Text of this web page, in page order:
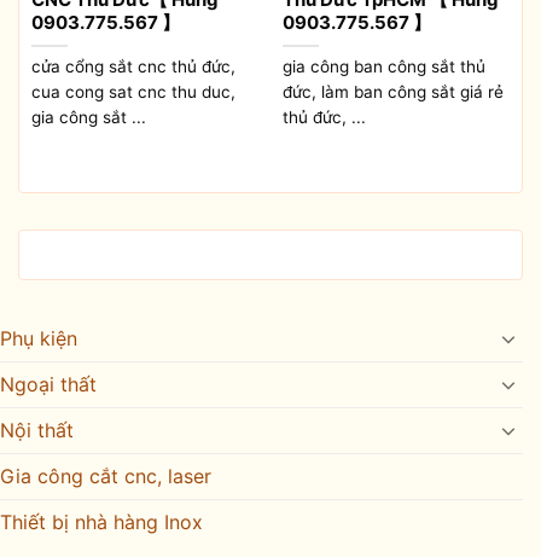
0903.775.567 】
cửa cổng sắt cnc thủ đức,
cua cong sat cnc thu duc,
gia công sắt ...
0903.775.567 】
gia công ban công sắt thủ
đức, làm ban công sắt giá rẻ
thủ đức, ...
Phụ kiện
Ngoại thất
Nội thất
Gia công cắt cnc, laser
Thiết bị nhà hàng Inox